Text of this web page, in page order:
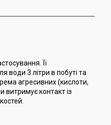
Її
води 3 літри в побуті та
агресивних (кислоти,
витримує контакт із